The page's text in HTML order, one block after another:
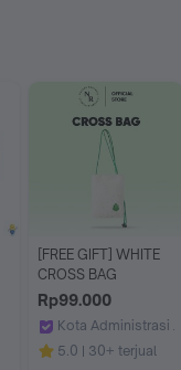
by GoApotik
[FREE GIFT] WHITE
CROSS BAG
Rp99.000
Kota Administrasi
NATURE
5.0 30+ terjual